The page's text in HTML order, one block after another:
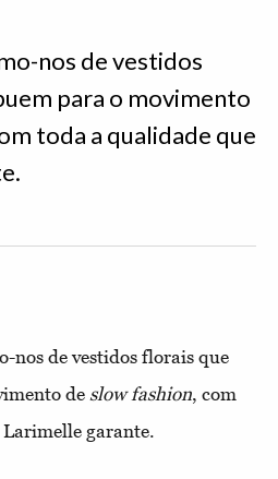
nos de vestidos
para o movimento
toda a qualidade que
nos de vestidos florais que
de slow fashion, com
garante.